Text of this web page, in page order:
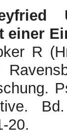
einer
R
20.